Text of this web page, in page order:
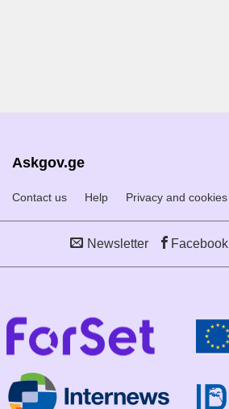
Askgov.ge
Contact us Help Privacy and cookies
Newsletter Facebook